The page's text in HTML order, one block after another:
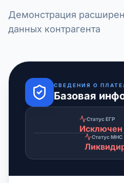
Демонстрация
данных контрагента
СВЕДЕНИЯ О
Базовая
Статус ЕГР
Исключен
Статус МНС